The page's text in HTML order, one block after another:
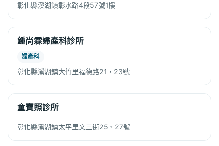
彰化縣溪湖鎮彰水路4段57號1樓
鍾尚霖婦產科診所
婦產科
彰化縣溪湖鎮大竹里福德路21，23號
童寶照診所
彰化縣溪湖鎮太平里文三街25、27號